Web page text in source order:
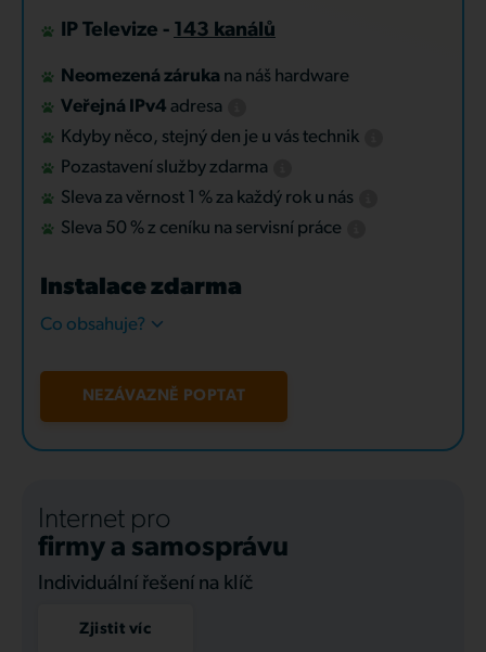
IP Televize - 143 kanálů
Neomezená záruka na náš hardware
Veřejná IPv4 adresa
Kdyby něco, stejný den je u vás technik
Pozastavení služby zdarma
Sleva za věrnost 1 % za každý rok u nás
Sleva 50 % z ceníku na servisní práce
Instalace zdarma
Co obsahuje?
NEZÁVAZNĚ POPTAT
Internet pro
firmy a samosprávu
Individuální řešení na klíč
Zjistit víc